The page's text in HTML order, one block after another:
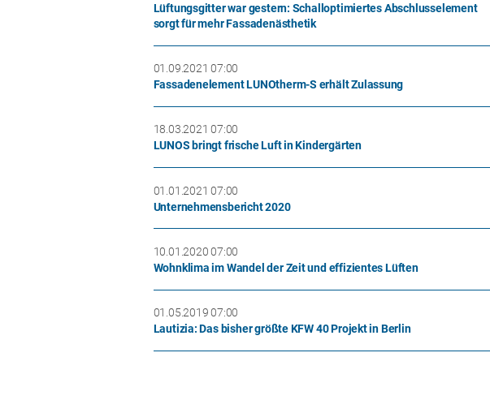
Lüftungsgitter war gestern: Schalloptimiertes Abschlusselement
sorgt für mehr Fassadenästhetik
01.09.2021 07:00
Fassadenelement LUNOtherm-S erhält Zulassung
18.03.2021 07:00
LUNOS bringt frische Luft in Kindergärten
01.01.2021 07:00
Unternehmensbericht 2020
10.01.2020 07:00
Wohnklima im Wandel der Zeit und effizientes Lüften
01.05.2019 07:00
Lautizia: Das bisher größte KFW 40 Projekt in Berlin